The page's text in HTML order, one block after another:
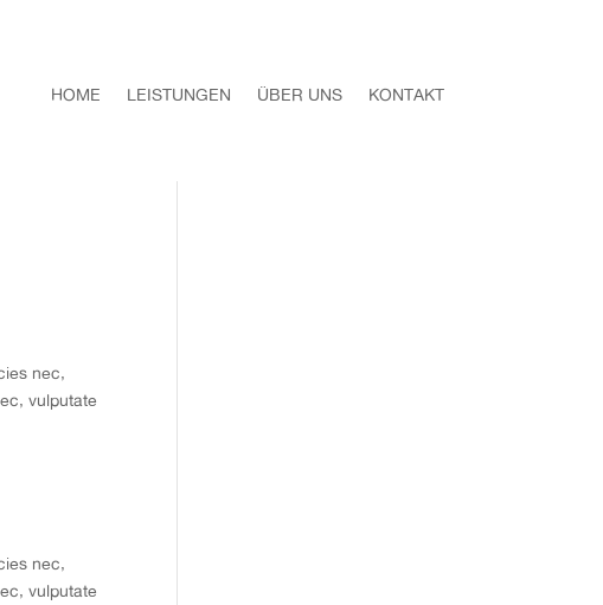
HOME LEISTUNGEN ÜBER UNS KONTAKT
nec,
vulputate
nec,
vulputate